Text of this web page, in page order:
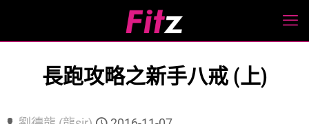
長跑攻略之新手八戒 (上)